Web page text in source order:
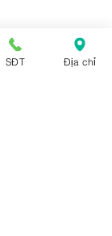
cho các huyện,
thành từ Đà
SĐT Địa chỉ